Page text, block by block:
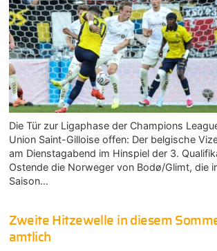
Die Tür zur Ligaphase der Champions
Union Saint-Gilloise offen: Der belgische
am Dienstagabend im Hinspiel der 3.
Ostende die Norweger von Bodø/Glimt, die
Saison…
Zweite Hitzewelle in diesem
amtlich